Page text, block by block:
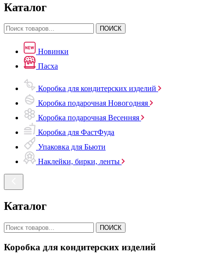
Каталог
ПОИСК
Новинки
Пасха
Коробка для кондитерских изделий
Коробка подарочная Новогодняя
Коробка подарочная Весенняя
Коробка для ФастФуда
Упаковка для Бьюти
Наклейки, бирки, ленты
Каталог
ПОИСК
Коробка для кондитерских изделий